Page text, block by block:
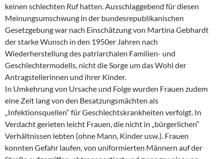
keinen schlechten Ruf hatten. Ausschlaggebend für diesen
Meinungsumschwung in der bundesrepublikanischen
Gesetzgebung war nach Einschätzung von Martina Gebhardt
der starke Wunsch in den 1950er Jahren nach
Wiederherstellung des patriarchalen Familien- und
Geschlechtermodells, nicht die Sorge um das Wohl der
Antragstellerinnen und ihrer Kinder.
In Umkehrung von Ursache und Folge wurden Frauen zudem
eine Zeit lang von den Besatzungsmächten als
„Infektionsquellen“ für Geschlechtskrankheiten verfolgt. In
Verdacht gerieten leicht Frauen, die nicht in „bürgerlichen“
Verhältnissen lebten (ohne Mann, Kinder usw.). Frauen
konnten Gefahr laufen, von uniformierten Männern auf der